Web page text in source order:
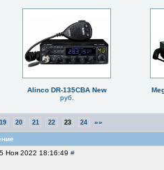
Alinco DR-135CBA New
руб.
19 20 21 22 23 24 »»
Ноя 2022 18:16:49 #